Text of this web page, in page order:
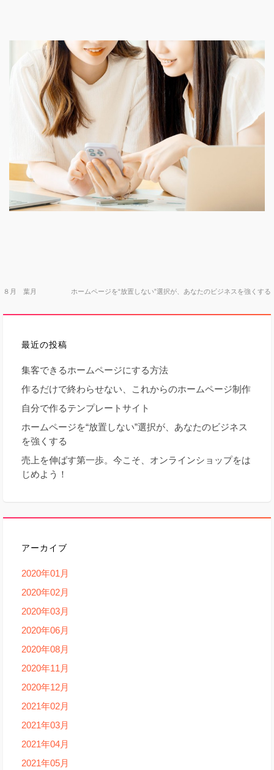
投
ナ
シ
ン
８月 葉月 ホームページを“放置しない”選択が、あなたのビジネスを強くする
最近の投稿
集客できるホームページにする方法
作るだけで終わらせない、これからのホームページ制作
自分で作るテンプレートサイト
ホームページを“放置しない”選択が、あなたのビジネス
を強くする
売上を伸ばす第一歩。今こそ、オンラインショップをは
じめよう！
アーカイブ
2020年01月
2020年02月
2020年03月
2020年06月
2020年08月
2020年11月
2020年12月
2021年02月
2021年03月
2021年04月
2021年05月